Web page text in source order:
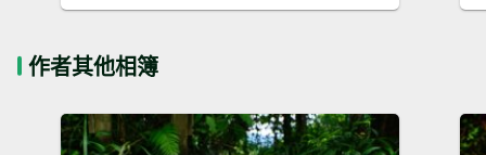
作者其他相簿